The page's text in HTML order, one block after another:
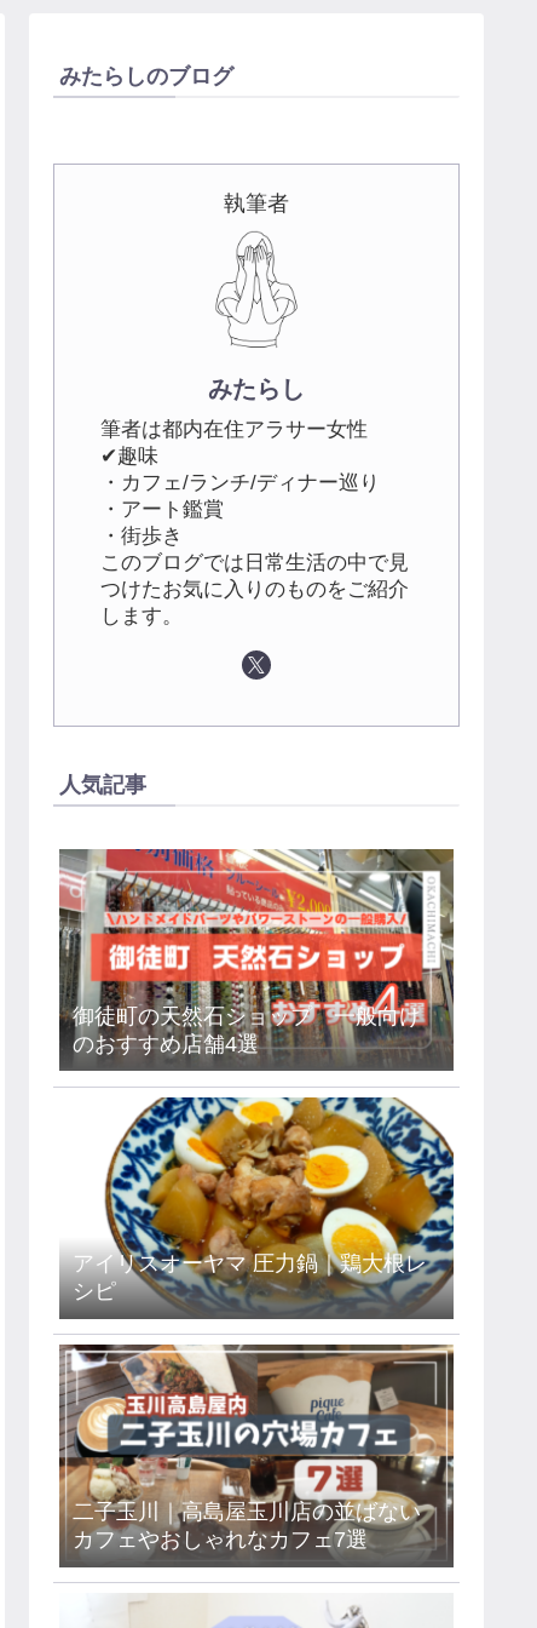
みたらしのブログ
執筆者
みたらし
筆者は都内在住アラサー女性
✔趣味
・カフェ/ランチ/ディナー巡り
・アート鑑賞
・街歩き
このブログでは日常生活の中で見
つけたお気に入りのものをご紹介
します。
人気記事
御徒町の天然石ショップ 一般向け
のおすすめ店舗4選
アイリスオーヤマ 圧力鍋｜鶏大根レ
シピ
二子玉川｜高島屋玉川店の並ばない
カフェやおしゃれなカフェ7選